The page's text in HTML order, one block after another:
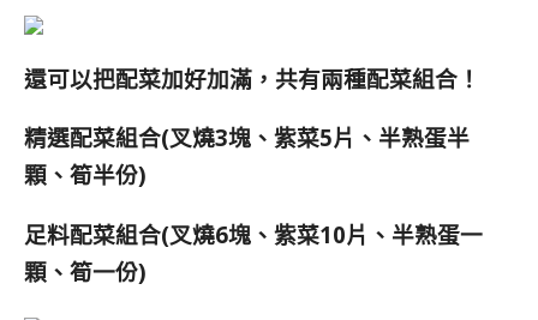
還可以把配菜加好加滿，共有兩種配菜組合！
精選配菜組合(叉燒3塊、紫菜5片、半熟蛋半
顆、筍半份)
足料配菜組合(叉燒6塊、紫菜10片、半熟蛋一
顆、筍一份)